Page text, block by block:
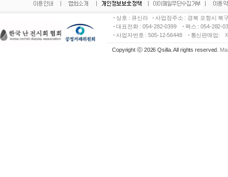
상호 : 큐신라
사업장주소 : 경북 포항시
대표전화 : 054-282-0399
팩스 : 054-282-
사업자번호 : 505-12-56448
통신판매업:
Copyright ⓒ 2026 Qsilla. All rights reserved.